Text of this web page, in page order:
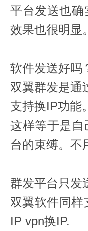
平台发送也
效果也很明显。
软件发送好吗
双翼群发是通
支持换IP功能。
这样等于是
台的束缚。不
群发平台只发
双翼软件同
IP vpn换IP.